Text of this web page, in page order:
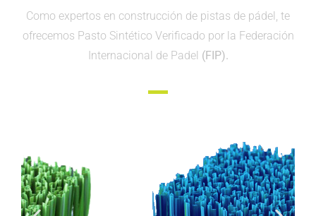
Como expertos en construcción de pistas de pádel, te
ofrecemos Pasto Sintético Verificado por la Federación
Internacional de Padel (FIP).